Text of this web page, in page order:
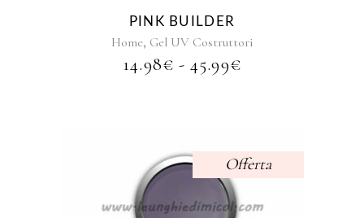
opzioni
essere
scelte
PINK BUILDER
Home, Gel UV Costruttori
14.98€ - 45.99€FASCIA
A
45.99€
Offerta
Questo